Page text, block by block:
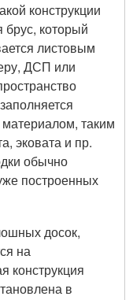
конструкции
который
листовым
ДСП или
таким
эковата и пр.
обычно
построенных
досок,
на
конструкция
в